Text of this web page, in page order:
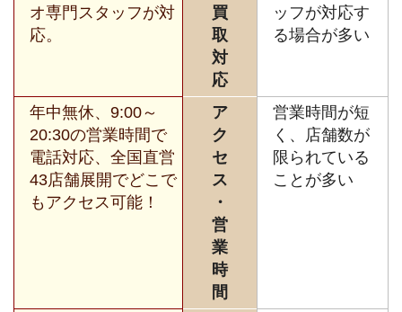
オ専門スタッフが対
応。
買
取
対
応
ッフが対応す
る場合が多い
年中無休、9:00～
20:30の営業時間で
電話対応、全国直営
43店舗展開でどこで
もアクセス可能！
ア
ク
セ
ス
・
営
業
時
間
営業時間が短
く、店舗数が
限られている
ことが多い